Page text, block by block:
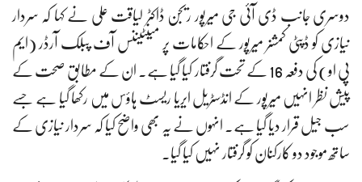
دوسری جانب ڈی آئی جی میرپور ریجن ڈاکٹر لیاقت علی نے کہا کہ سردار
نیازی کو ڈپٹی کمشنر میرپور کے احکامات پر مینٹیننس آف پبلک آرڈر (ایم
پی او) کی دفعہ 16 کے تحت گرفتار کیا گیا ہے۔ ان کے مطابق صحت کے
پیش نظر انہیں میرپور کے انڈسٹریل ایریا ریسٹ ہاؤس میں رکھا گیا ہے جسے
سب جیل قرار دیا گیا ہے۔ انہوں نے یہ بھی واضح کیا کہ سردار نیازی کے
ساتھ موجود دو کارکنان کو گرفتار نہیں کیا گیا۔